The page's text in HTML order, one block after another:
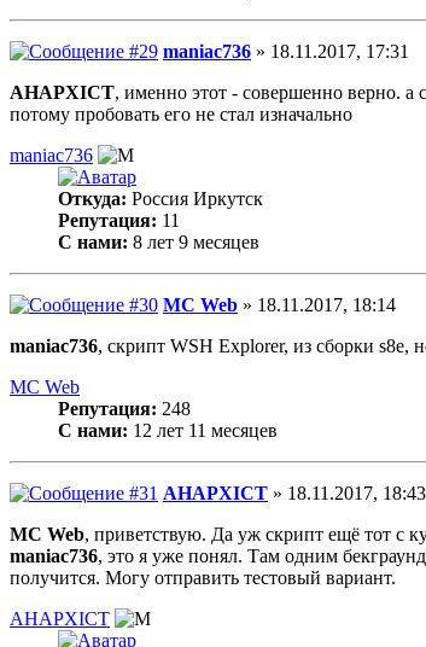
maniac736 » 18.11.2017, 17:31
AHAPXICT, именно этот - совершенно верно. а
потому пробовать его не стал изначально
maniac736
Откуда: Россия Иркутск
Репутация: 11
С нами: 8 лет 9 месяцев
MC Web » 18.11.2017, 18:14
maniac736, скрипт WSH Explorer, из сборки s8e,
MC Web
Репутация: 248
С нами: 12 лет 11 месяцев
AHAPXICT » 18.11.2017, 18:43
MC Web, приветствую. Да уж скрипт ещё тот с
maniac736, это я уже понял. Там одним
получится. Могу отправить тестовый вариант.
AHAPXICT